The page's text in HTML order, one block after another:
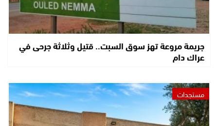
جريمة مروعة تهز سوق السبت.. قتيل وثلاثة جرحى في
عراك دام
مستجدات